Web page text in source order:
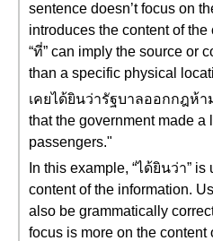
sentence doesn’t focus on
introduces the content of
“ที่” can imply the source or
than a specific physical
เคยได้ยินว่ารัฐบาลออกกฎห้า
that the government made a
passengers."
In this example, “ได้ยินว่า”
content of the information.
also be grammatically
focus is more on the content